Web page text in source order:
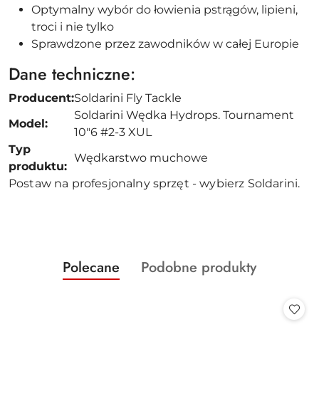
Optymalny wybór do łowienia pstrągów, lipieni,
troci i nie tylko
Sprawdzone przez zawodników w całej Europie
Dane techniczne:
Producent:Soldarini Fly Tackle
Model:
Soldarini Wędka Hydrops. Tournament
10"6 #2-3 XUL
Typ
produktu:
Wędkarstwo muchowe
Postaw na profesjonalny sprzęt - wybierz Soldarini.
Pomiń karuzelę produktów
Produkty
o
Polecane
Produkty
Podobne produkty